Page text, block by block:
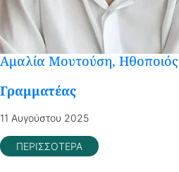
Αμαλία Μουτούση, Ηθοποιός
Γραμματέας
11 Αυγούστου 2025
ΠΕΡΙΣΣΟΤΕΡΑ